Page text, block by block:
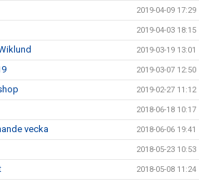
2019-04-09 17:29
2019-04-03 18:15
2019-03-19 13:01
2019-03-07 12:50
2019-02-27 11:12
2018-06-18 10:17
vecka 2018-06-06 19:41
2018-05-23 10:53
2018-05-08 11:24